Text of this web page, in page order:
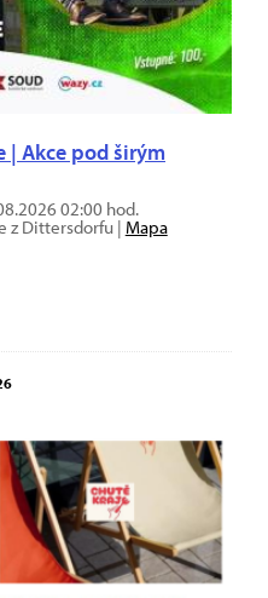
| Akce pod širým
02:00 hod.
z Dittersdorfu | Mapa